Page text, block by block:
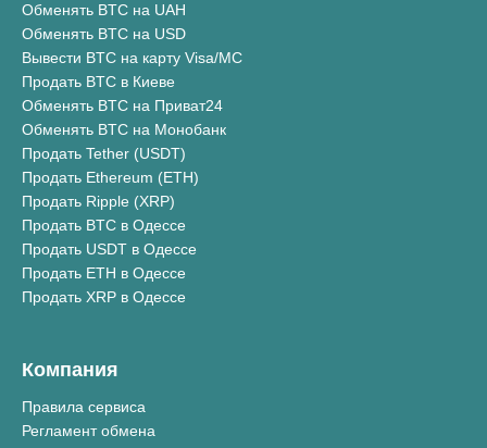
Обменять BTC на UAH
Обменять BTC на USD
Вывести BTC на карту Visa/MC
Продать BTC в Киеве
Обменять BTC на Приват24
Обменять BTC на Монобанк
Продать Tether (USDT)
Продать Ethereum (ETH)
Продать Ripple (XRP)
Продать BTC в Одессе
Продать USDT в Одессе
Продать ETH в Одессе
Продать XRP в Одессе
Компания
Правила сервиса
Регламент обмена